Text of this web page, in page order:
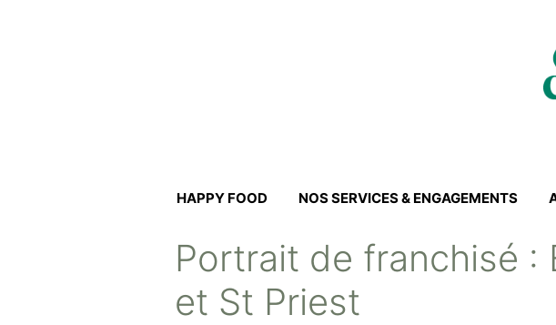
HAPPY FOOD NOS SERVICES & ENGAGEMENTS
Portrait de franchisé :
et St Priest